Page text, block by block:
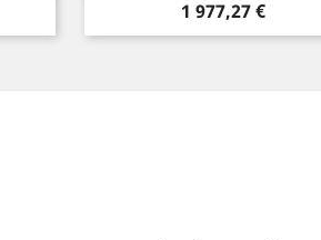
Prix
1 977,27 €